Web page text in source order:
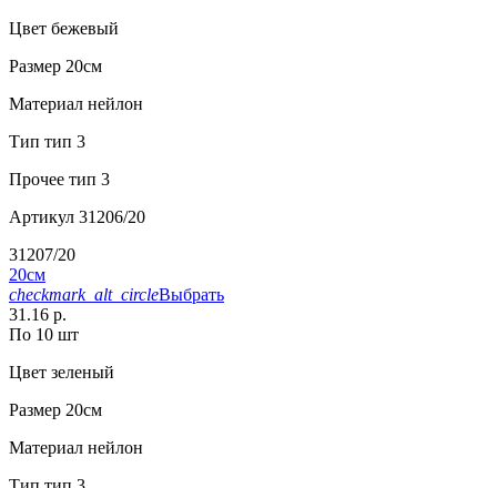
Цвет бежевый
Размер 20см
Материал нейлон
Тип тип 3
Прочее тип 3
Артикул 31206/20
31207/20
20см
checkmark_alt_circleВыбрать
31.16 р.
По 10 шт
Цвет зеленый
Размер 20см
Материал нейлон